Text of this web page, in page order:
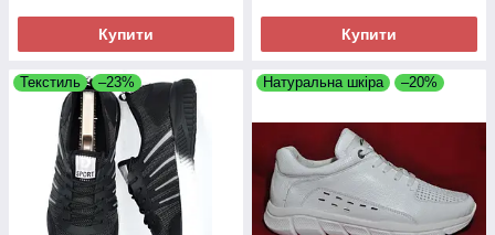
Купити Купити
Текстиль –23% Натуральна шкіра –20%